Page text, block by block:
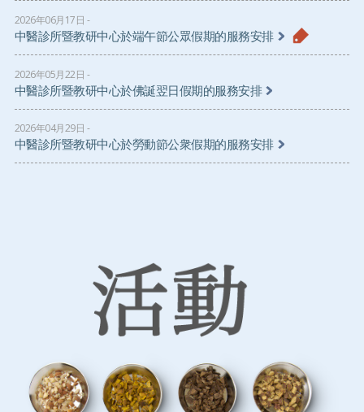
2026年06月17日
中醫診所暨教研中心於端午節公眾假期的服務安排
2026年05月22日
中醫診所暨教研中心於佛誕翌日假期的服務安排
2026年04月29日
中醫診所暨教研中心於勞動節公衆假期的服務安排